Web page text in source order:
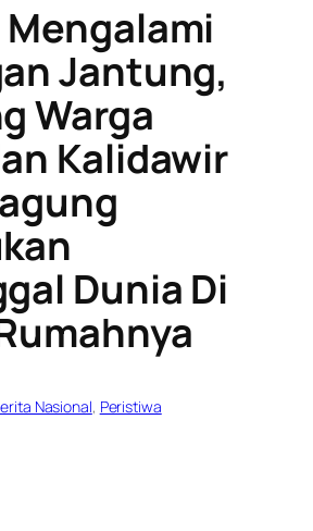
Jantung,
Warga
Kalidawir
Dunia Di
Nasional, Peristiwa